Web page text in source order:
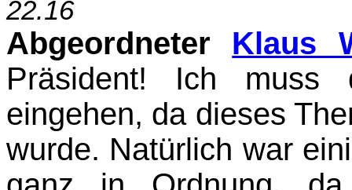
22.16
Abgeordneter Klaus
Präsident! Ich muss
eingehen, da dieses
wurde. Natürlich war